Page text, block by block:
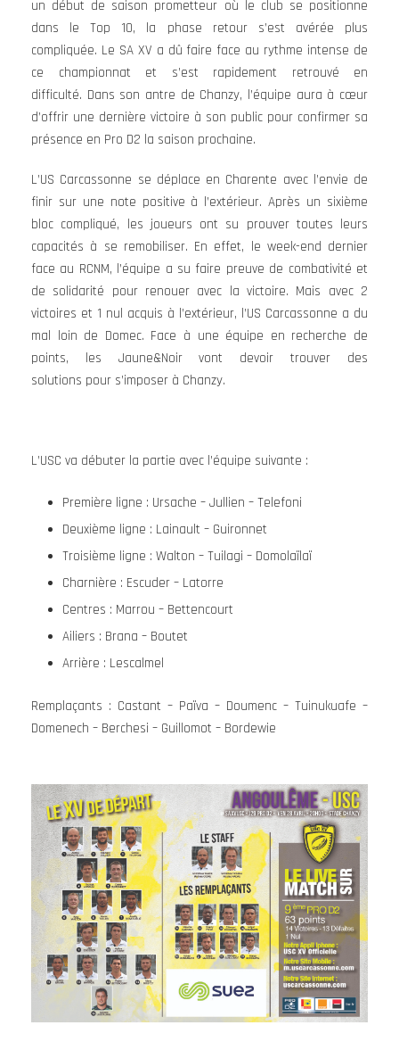
un début de saison prometteur où le club se positionne
dans le Top 10, la phase retour s’est avérée plus
compliquée. Le SA XV a dû faire face au rythme intense de
ce championnat et s’est rapidement retrouvé en
difficulté. Dans son antre de Chanzy, l’équipe aura à cœur
d’offrir une dernière victoire à son public pour confirmer sa
présence en Pro D2 la saison prochaine.
L’US Carcassonne se déplace en Charente avec l’envie de
finir sur une note positive à l’extérieur. Après un sixième
bloc compliqué, les joueurs ont su prouver toutes leurs
capacités à se remobiliser. En effet, le week-end dernier
face au RCNM, l’équipe a su faire preuve de combativité et
de solidarité pour renouer avec la victoire. Mais avec 2
victoires et 1 nul acquis à l’extérieur, l’US Carcassonne a du
mal loin de Domec. Face à une équipe en recherche de
points, les Jaune&Noir vont devoir trouver des
solutions pour s’imposer à Chanzy.
L’USC va débuter la partie avec l’équipe suivante :
Première ligne : Ursache – Jullien – Telefoni
Deuxième ligne : Lainault – Guironnet
Troisième ligne : Walton – Tuilagi – Domolaïlaï
Charnière : Escuder – Latorre
Centres : Marrou – Bettencourt
Ailiers : Brana – Boutet
Arrière : Lescalmel
Remplaçants : Castant – Païva – Doumenc – Tuinukuafe –
Domenech – Berchesi – Guillomot – Bordewie